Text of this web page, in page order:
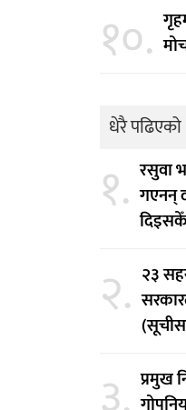
१०.
धेरै पढिएको
१. रसुवा
गएनन्
२. २३
प्रमुख